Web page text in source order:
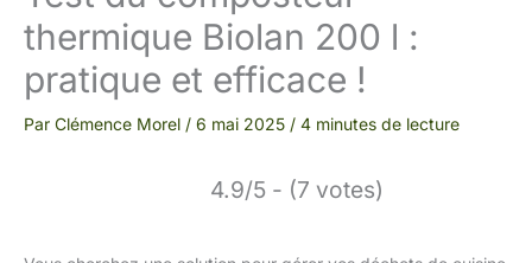
thermique Biolan 200 l :
pratique et efficace !
Par Clémence Morel / 6 mai 2025 / 4 minutes de lecture
4.9/5 - (7 votes)